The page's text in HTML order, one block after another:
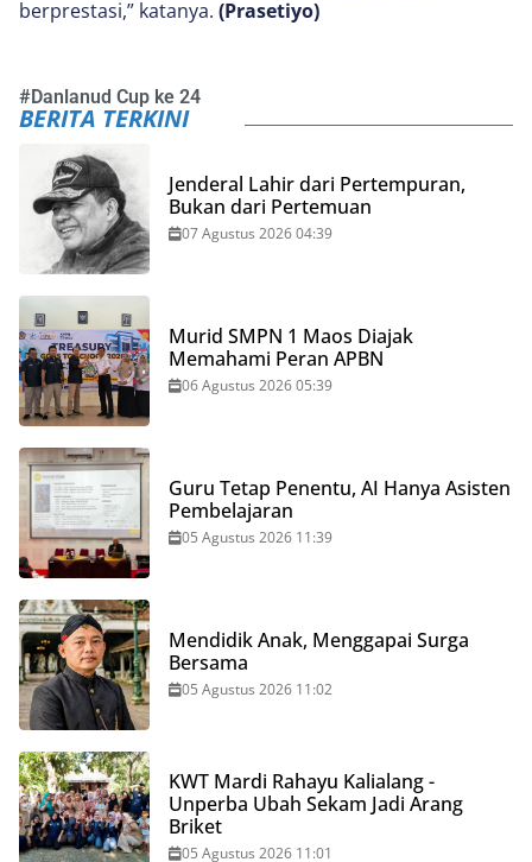
berprestasi,” katanya. (Prasetiyo)
#Danlanud Cup ke 24
BERITA TERKINI
Jenderal Lahir dari Pertempuran,
Bukan dari Pertemuan
07 Agustus 2026 04:39
Murid SMPN 1 Maos Diajak
Memahami Peran APBN
06 Agustus 2026 05:39
Guru Tetap Penentu, AI Hanya Asisten
Pembelajaran
05 Agustus 2026 11:39
Mendidik Anak, Menggapai Surga
Bersama
05 Agustus 2026 11:02
KWT Mardi Rahayu Kalialang -
Unperba Ubah Sekam Jadi Arang
Briket
05 Agustus 2026 11:01